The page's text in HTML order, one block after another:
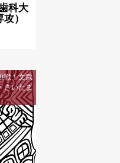
科大
）
戦！文武
さいたま